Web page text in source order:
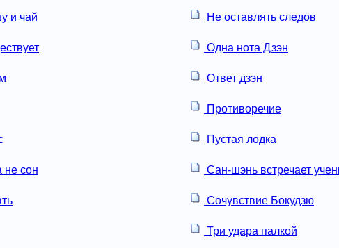
и чай Не оставлять следов
Одна нота Дзэн
Ответ дзэн
Противоречие
Пустая лодка
не сон Сан-шэнь встречает
Сочувствие Бокудзю
Три удара палкой